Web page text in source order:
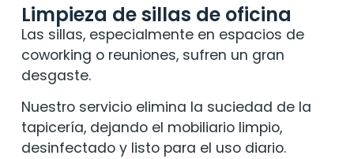
Limpieza de sillas de oficina
Las sillas, especialmente en espacios de
coworking o reuniones, sufren un gran
desgaste.
Nuestro servicio elimina la suciedad de la
tapicería, dejando el mobiliario limpio,
desinfectado y listo para el uso diario.